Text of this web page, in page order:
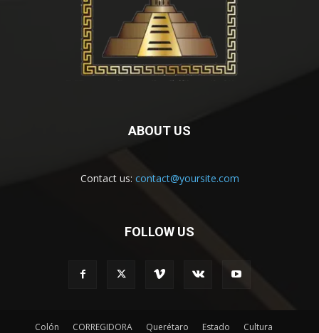
ABOUT US
Contact us: contact@yoursite.com
FOLLOW US
Colón CORREGIDORA Querétaro Estado Cultura